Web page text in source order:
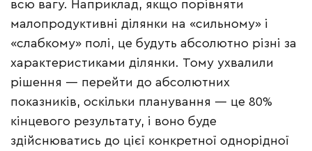
всю вагу. Наприклад, якщо порівняти
малопродуктивні ділянки на «сильному» і
«слабкому» полі, це будуть абсолютно різні за
характеристиками ділянки. Тому ухвалили
рішення — перейти до абсолютних
показників, оскільки планування — це 80%
кінцевого результату, і воно буде
здійснюватись до цієї конкретної однорідної